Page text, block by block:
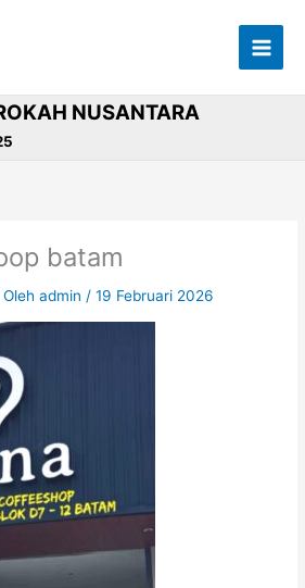
NUSANTARA
batam
Olehadmin /19 Februari 2026